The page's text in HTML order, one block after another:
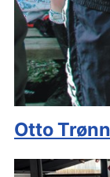
Otto